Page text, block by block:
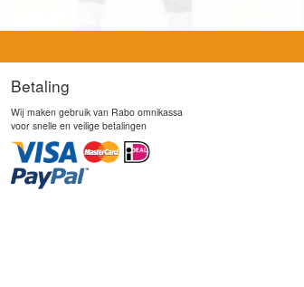
Betaling
Wij maken gebruik van Rabo omnikassa
voor snelle en veilige betalingen